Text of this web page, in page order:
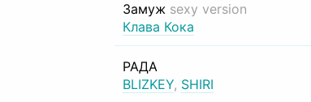
Замуж sexy version
Клава Кока
РАДА
BLIZKEY, SHIRI